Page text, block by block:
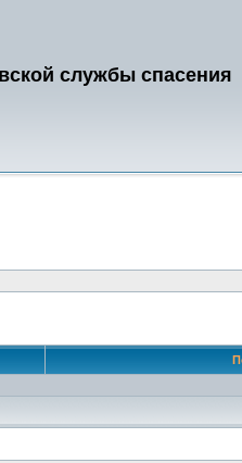
службы спасения